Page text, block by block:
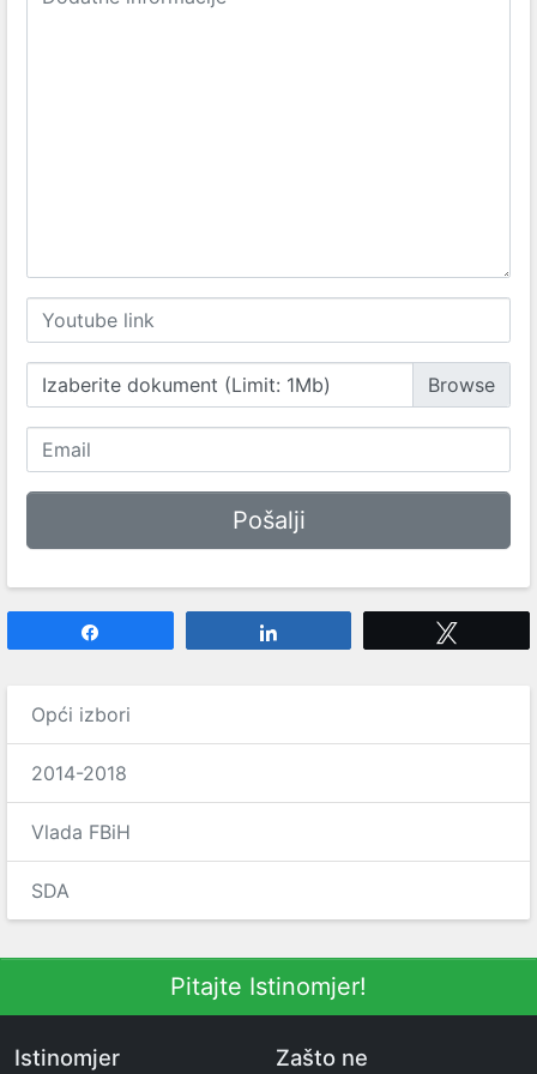
Izaberite dokument (Limit: 1Mb)
Opći izbori
2014-2018
Vlada FBiH
SDA
Pitajte Istinomjer!
Istinomjer Zašto ne